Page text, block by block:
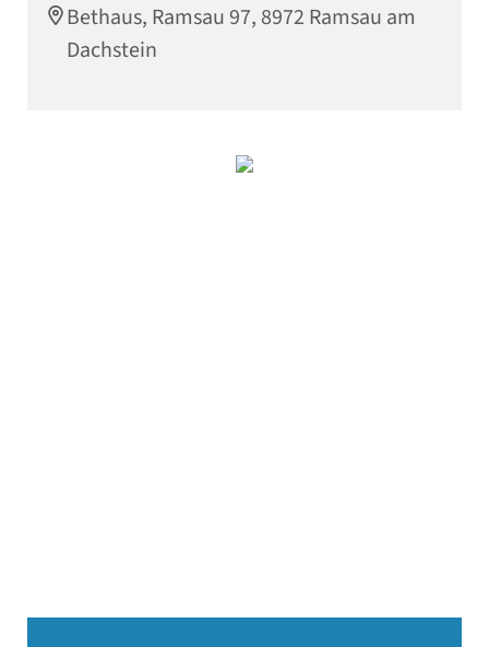
Bethaus, Ramsau 97, 8972 Ramsau am
Dachstein